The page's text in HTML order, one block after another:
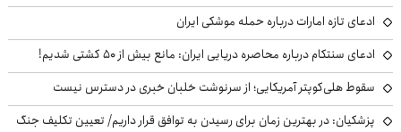
ادعای تازه امارات درباره حمله موشکی ایران
ادعای سنتکام درباره محاصره دریایی ایران: مانع بیش از ۵۰ کشتی شدیم!
سقوط هلی‌کوپتر آمریکایی؛ از سرنوشت خلبان خبری در دسترس نیست
پزشکیان‌: در بهترین زمان برای رسیدن به توافق قرار داریم/ تعیین تکلیف جنگ